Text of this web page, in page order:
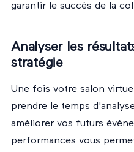
garantir le succès de la
Analyser les
stratégie
Une fois votre salon
prendre le temps
améliorer vos futurs
performances vous